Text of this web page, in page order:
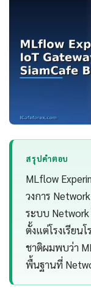
สรุปคำตอบ
MLflow
วงการ
ระบบ
ตั้งแต่โรงเรียน
ชาติผมพบว่า
พื้นฐานที่